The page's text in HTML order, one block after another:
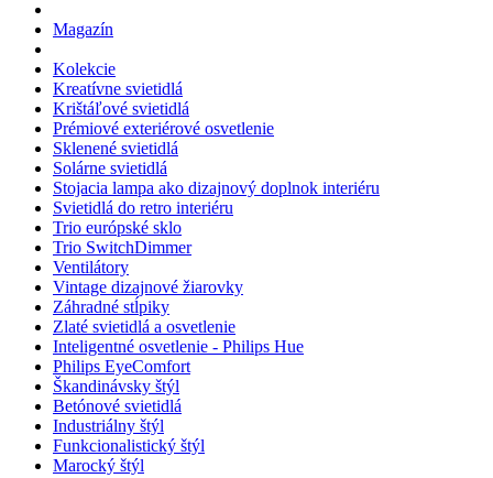
Magazín
Kolekcie
Kreatívne svietidlá
Krištáľové svietidlá
Prémiové exteriérové osvetlenie
Sklenené svietidlá
Solárne svietidlá
Stojacia lampa ako dizajnový doplnok interiéru
Svietidlá do retro interiéru
Trio európské sklo
Trio SwitchDimmer
Ventilátory
Vintage dizajnové žiarovky
Záhradné stĺpiky
Zlaté svietidlá a osvetlenie
Inteligentné osvetlenie - Philips Hue
Philips EyeComfort
Škandinávsky štýl
Betónové svietidlá
Industriálny štýl
Funkcionalistický štýl
Marocký štýl